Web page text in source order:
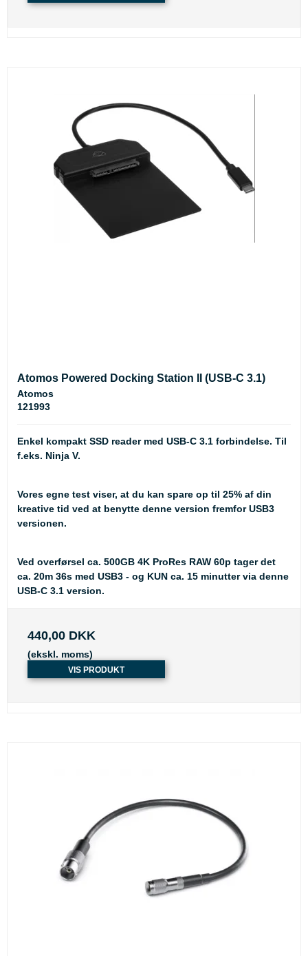
Atomos Powered Docking Station II (USB-C 3.1)
Atomos
121993
Enkel kompakt SSD reader med USB-C 3.1 forbindelse. Til
f.eks. Ninja V.
Vores egne test viser, at du kan spare op til 25% af din
kreative tid ved at benytte denne version fremfor USB3
versionen.
Ved overførsel ca. 500GB 4K ProRes RAW 60p tager det
ca. 20m 36s med USB3 - og KUN ca. 15 minutter via denne
USB-C 3.1 version.
440,00 DKK
(ekskl. moms)
VIS PRODUKT